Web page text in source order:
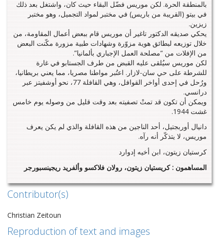
بالمنطقة الحرة. لكن موريس فضّل البقاء حيث كان، واشتغل بعد ذلك
في بيتو (القريبة من باريس) في مختبر لمواد التجميل، وهو مختبر
زيزين.
يحكي صديقه الدكتور تاغير أن موريس قام ببعض أعمال المقاومة، من
خلال توزيعه لبطائق هوية مزوّرة وشهادات طبية مزورة مكّنت البعض
من الإفلات من “مصلحة العمل الإجباري بألمانيا”.
لكن موريس سيُلقى عليه القبض من طرف الجستابو في غارة
للشرطة على حي سان-لازار. اعتُبر مواطنا مصريا، مما يعني بريطانيا،
ورُحل في إحدى أواخر القوافل، وهي القافلة 77، نحو أوشفيتز عبر
درانسي.
ويمكن أن تكون قد تمتْ تصفيته بعد وقت قليل من وصوله يوم خامس
غشت 1944.
دانيال أوربجتيل، أحد الناجين من هذه القافلة والذي لم يكن يعرف
موريس، لا يتذكّر أنه رآه.
كرستيان زيتون، ابن أخيه إدوارد
المساهمون : كريستيان زيتون، رولان فلاكسو وألفريد ريجينسبورجر
Contributor(s)
Christian Zeitoun
Reproduction of text and images